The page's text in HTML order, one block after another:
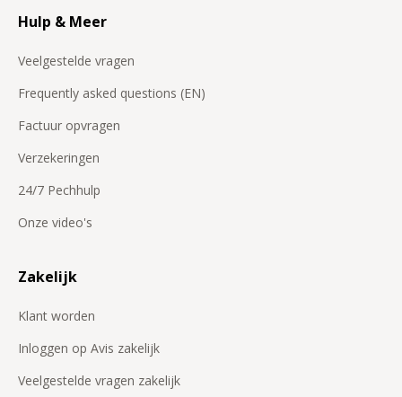
Hulp & Meer
Veelgestelde vragen
Frequently asked questions (EN)
Factuur opvragen
Verzekeringen
24/7 Pechhulp
Onze video's
Zakelijk
Klant worden
Inloggen op Avis zakelijk
Veelgestelde vragen zakelijk